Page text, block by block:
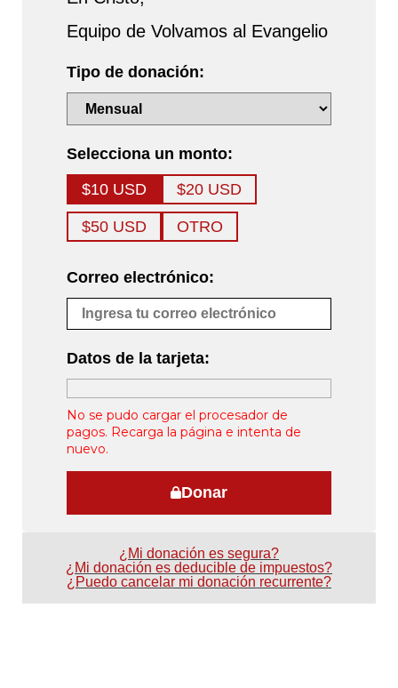
Equipo de Volvamos al Evangelio
Tipo de donación:
Selecciona un monto:
$10 USD
$20 USD
$50 USD OTRO
Correo electrónico:
Datos de la tarjeta:
No se pudo cargar el procesador de
pagos. Recarga la página e intenta de
nuevo.
Donar
¿Mi donación es segura?
¿Mi donación es deducible de impuestos?
¿Puedo cancelar mi donación recurrente?